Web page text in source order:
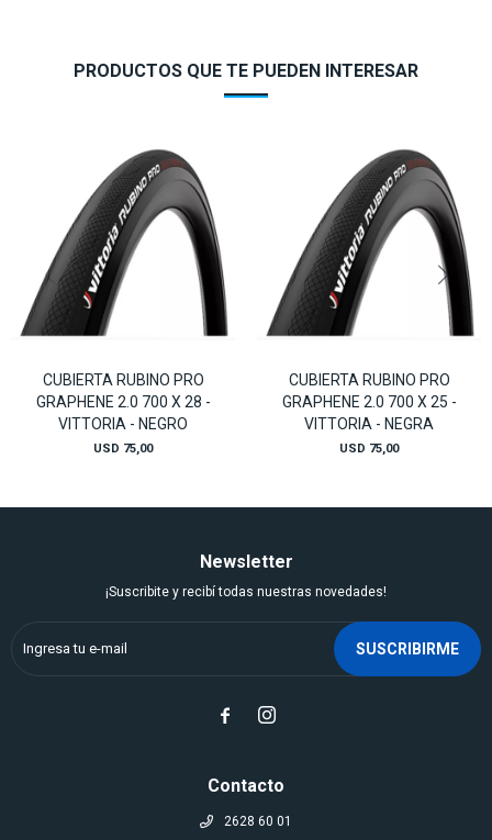
PRODUCTOS QUE TE PUEDEN INTERESAR
CUBIERTA RUBINO PRO
GRAPHENE 2.0 700 X 28 -
VITTORIA - NEGRO
USD 75,00
CUBIERTA RUBINO PRO
GRAPHENE 2.0 700 X 25 -
VITTORIA - NEGRA
USD 75,00
Contacto
2628 60 01
Newsletter
¡Suscribite y recibí todas nuestras novedades!
SUSCRIBIRME
 